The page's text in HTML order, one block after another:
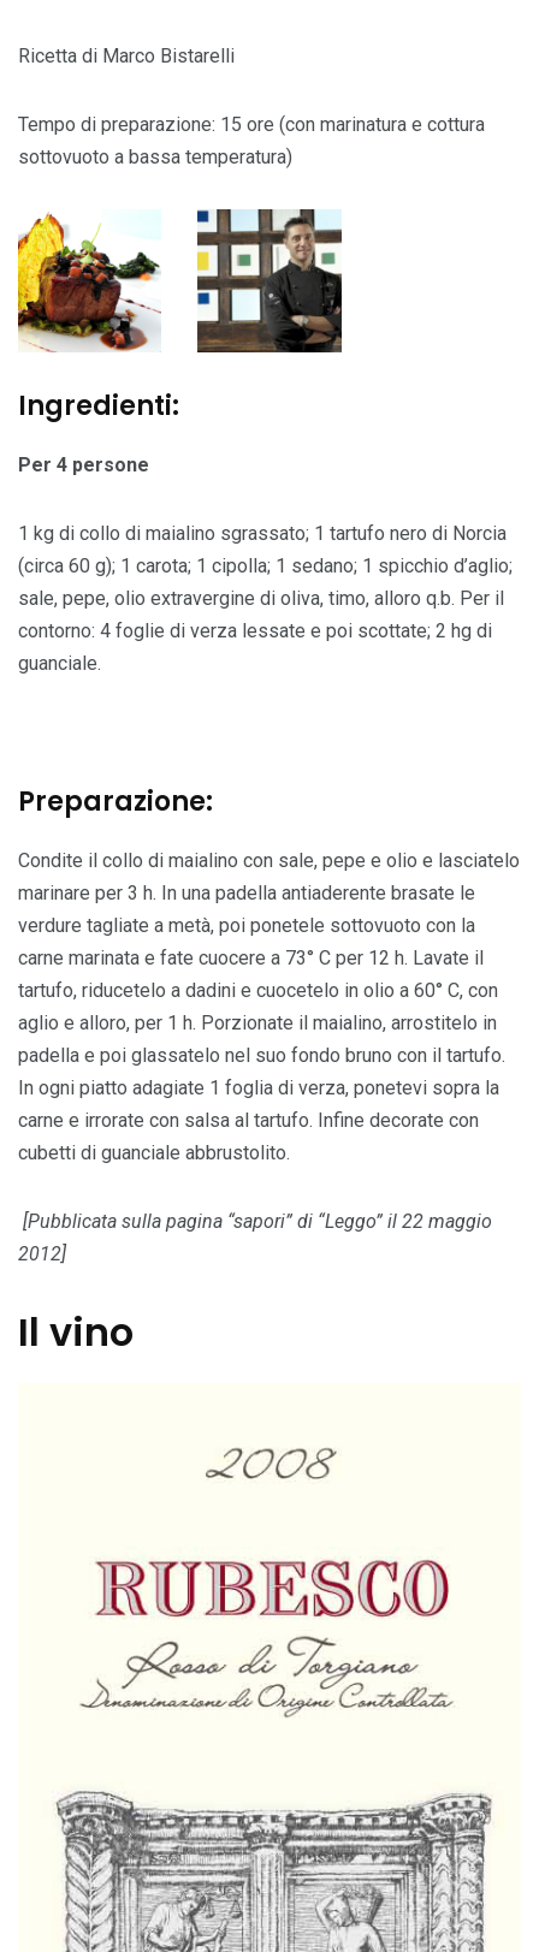
Ricetta di Marco Bistarelli
Tempo di preparazione: 15 ore (con marinatura e cottura
sottovuoto a bassa temperatura)
Ingredienti:
Per 4 persone
1 kg di collo di maialino sgrassato; 1 tartufo nero di Norcia
(circa 60 g); 1 carota; 1 cipolla; 1 sedano; 1 spicchio d’aglio;
sale, pepe, olio extravergine di oliva, timo, alloro q.b. Per il
contorno: 4 foglie di verza lessate e poi scottate; 2 hg di
guanciale.
Preparazione:
Condite il collo di maialino con sale, pepe e olio e lasciatelo
marinare per 3 h. In una padella antiaderente brasate le
verdure tagliate a metà, poi ponetele sottovuoto con la
carne marinata e fate cuocere a 73° C per 12 h. Lavate il
tartufo, riducetelo a dadini e cuocetelo in olio a 60° C, con
aglio e alloro, per 1 h. Porzionate il maialino, arrostitelo in
padella e poi glassatelo nel suo fondo bruno con il tartufo.
In ogni piatto adagiate 1 foglia di verza, ponetevi sopra la
carne e irrorate con salsa al tartufo. Infine decorate con
cubetti di guanciale abbrustolito.
[Pubblicata sulla pagina “sapori” di “Leggo” il 22 maggio
2012]
Il vino